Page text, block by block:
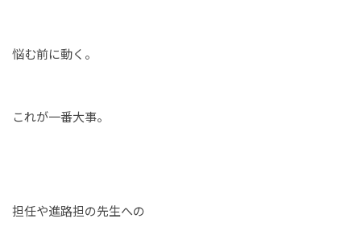
悩む前に動く。
これが一番大事。
担任や進路担の先生への